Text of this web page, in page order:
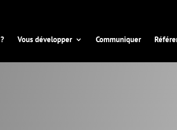
Vous développer Communiquer